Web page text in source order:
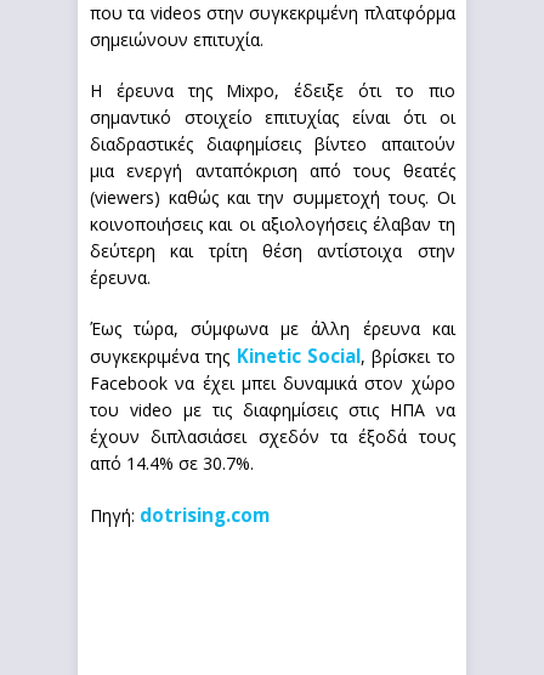
που τα videos στην συγκεκριμένη πλατφόρμα
σημειώνουν επιτυχία.
Η έρευνα της Mixpo, έδειξε ότι το πιο
σημαντικό στοιχείο επιτυχίας είναι ότι οι
διαδραστικές διαφημίσεις βίντεο απαιτούν
μια ενεργή ανταπόκριση από τους θεατές
(viewers) καθώς και την συμμετοχή τους. Οι
κοινοποιήσεις και οι αξιολογήσεις έλαβαν τη
δεύτερη και τρίτη θέση αντίστοιχα στην
έρευνα.
Έως τώρα, σύμφωνα με άλλη έρευνα και
συγκεκριμένα της Kinetic Social, βρίσκει το
Facebook να έχει μπει δυναμικά στον χώρο
του video με τις διαφημίσεις στις ΗΠΑ να
έχουν διπλασιάσει σχεδόν τα έξοδά τους
από 14.4% σε 30.7%.
Πηγή: dotrising.com